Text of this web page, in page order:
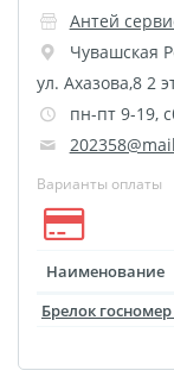
Буклеты
Брошюры и
Меню для
ресторанов
Плакаты и
Печать на
сетке
Печать на
Антей
Чувашская
ул. Ахазова,8 2
пн-пт 9-19,
Варианты оплаты
Наименование
Брелок